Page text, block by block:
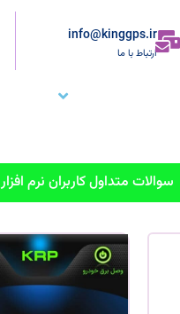
info@kinggps.ir
ارتباط با ما
سوالات متداول کاربران نرم افزار KRP